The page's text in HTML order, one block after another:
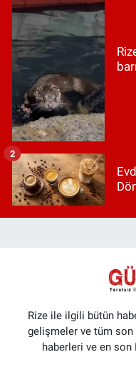
2
Rize ile ilgili bütün
gelişmeler ve tüm
haberleri ve en